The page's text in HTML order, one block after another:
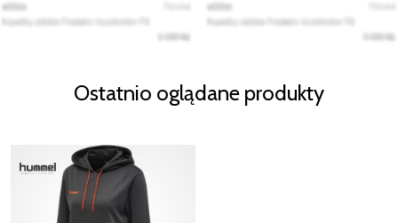
Ostatnio oglądane produkty